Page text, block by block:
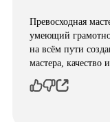
Превосходная
умеющий грамотно
на всём пути
мастера, качество